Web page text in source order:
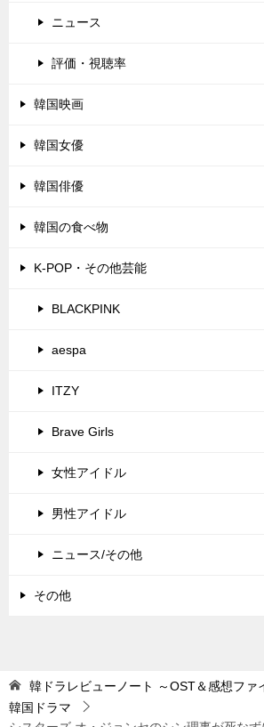
ニュース
評価・視聴率
韓国映画
韓国女優
韓国俳優
韓国の食べ物
K-POP・その他芸能
BLACKPINK
aespa
ITZY
Brave Girls
女性アイドル
男性アイドル
ニュース/その他
その他
韓ドラレビューノート ～OST＆感想ファ
韓国ドラマ